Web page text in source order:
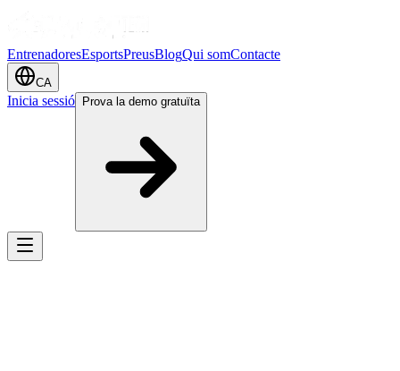
EntrenadoresEsportsPreusBlogQui somContacte
CA
Inicia sessió Prova la demo gratuïta